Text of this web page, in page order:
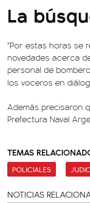
La
"Por estas horas se
novedades acerca
personal de
los voceros en
Además precisaron
Prefectura Naval
TEMAS
POLICIALES
NOTICIAS